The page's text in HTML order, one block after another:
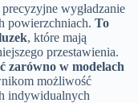
wygładzanie
powierzchniach. To
, które mają
przestawienia.
zarówno w modelach
możliwość
indywidualnych